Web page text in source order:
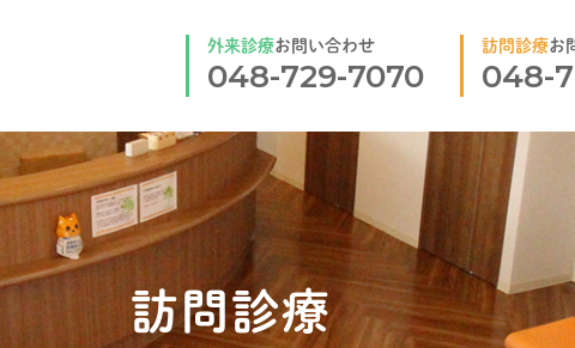
外来診療お問い合わせ
048-729-7070
訪問診療お
048-
訪問診療